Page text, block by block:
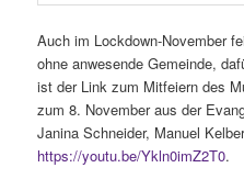
Auch im Lockdown-November
ohne anwesende Gemeinde,
ist der Link zum Mitfeiern des
zum 8. November aus der
Janina Schneider, Manuel
https://youtu.be/Ykln0imZ2T0.